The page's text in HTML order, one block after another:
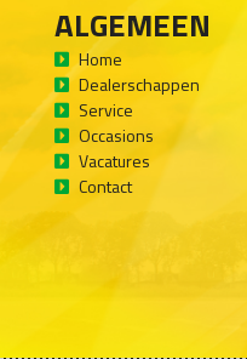
ALGEMEEN
Home
Dealerschappen
Service
Occasions
Vacatures
Contact